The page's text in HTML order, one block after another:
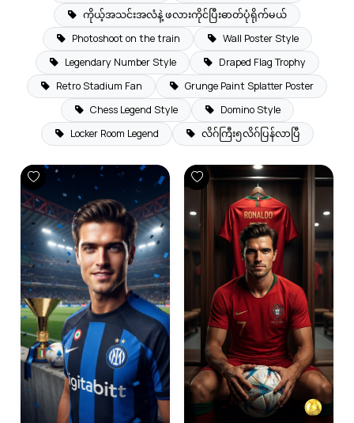
ကိုယ့်အသင်းအလံနဲ့ ဖလားကိုင်ပြီးဓာတ်ပုံရိုက်မယ်
Photoshoot on the train
Wall Poster Style
Legendary Number Style
Draped Flag Trophy
Retro Stadium Fan
Grunge Paint Splatter Poster
Chess Legend Style
Domino Style
Locker Room Legend
လိဂ်ကြီး၅လိဂ်ပြန်လာပြီ